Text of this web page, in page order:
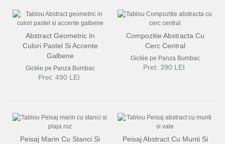
Abstract Geometric In
Culori Pastel Si Accente
Galbene
Giclée pe Panza Bumbac
Pret: 490 LEI
Compozitie Abstracta Cu
Cerc Central
Giclée pe Panza Bumbac
Pret: 390 LEI
Peisaj Marin Cu Stanci Si
Peisaj Abstract Cu Munti Si